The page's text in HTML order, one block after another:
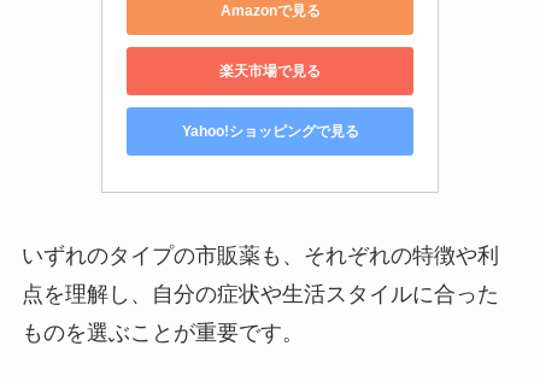
Amazonで見る
楽天市場で見る
Yahoo!ショッピングで見る
いずれのタイプの市販薬も、それぞれの特徴や利
点を理解し、自分の症状や生活スタイルに合った
ものを選ぶことが重要です。